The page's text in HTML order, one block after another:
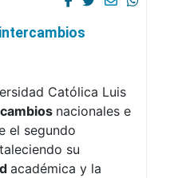
Católica Luis
nacionales e
el segundo
su
académica y la